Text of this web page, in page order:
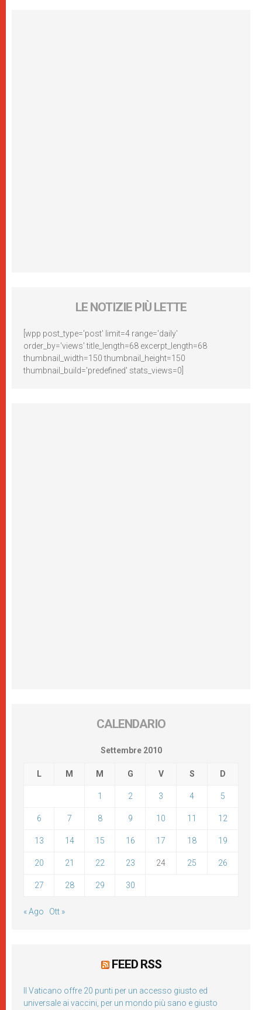
LE NOTIZIE PIÙ LETTE
[wpp post_type='post' limit=4 range='daily'
order_by='views' title_length=68 excerpt_length=68
thumbnail_width=150 thumbnail_height=150
thumbnail_build='predefined' stats_views=0]
CALENDARIO
Settembre 2010
L M M G V S D
1 2 3 4 5
6 7 8 9 10 11 12
13 14 15 16 17 18 19
20 21 22 23 24 25 26
27 28 29 30
« Ago Ott »
FEED RSS
Il Vaticano offre 20 punti per un accesso giusto ed
universale ai vaccini, per un mondo più sano e giusto